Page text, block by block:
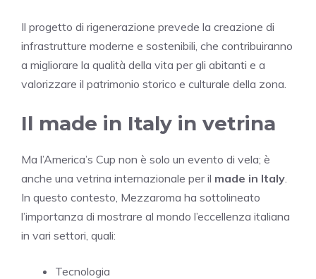
Il progetto di rigenerazione prevede la creazione di
infrastrutture moderne e sostenibili, che contribuiranno
a migliorare la qualità della vita per gli abitanti e a
valorizzare il patrimonio storico e culturale della zona.
Il made in Italy in vetrina
Ma l’America’s Cup non è solo un evento di vela; è
anche una vetrina internazionale per il made in Italy
In questo contesto, Mezzaroma ha sottolineato
l’importanza di mostrare al mondo l’eccellenza italiana
in vari settori, quali:
Tecnologia